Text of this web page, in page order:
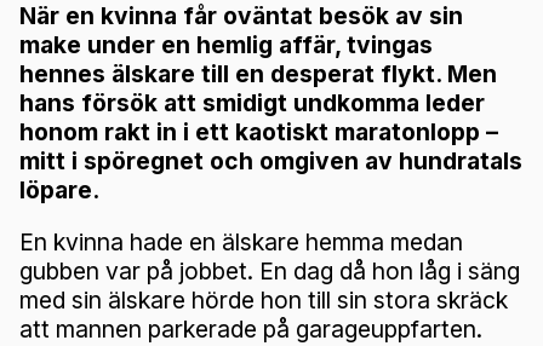
När en kvinna får oväntat besök av sin
make under en hemlig affär, tvingas
hennes älskare till en desperat flykt. Men
hans försök att smidigt undkomma leder
honom rakt in i ett kaotiskt maratonlopp –
mitt i spöregnet och omgiven av hundratals
löpare.
En kvinna hade en älskare hemma medan
gubben var på jobbet. En dag då hon låg i säng
med sin älskare hörde hon till sin stora skräck
att mannen parkerade på garageuppfarten.